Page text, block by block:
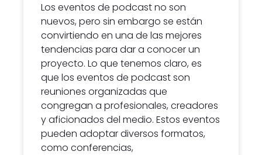
Los eventos de podcast no son
nuevos, pero sin embargo se están
convirtiendo en una de las mejores
tendencias para dar a conocer un
proyecto. Lo que tenemos claro, es
que los eventos de podcast son
reuniones organizadas que
congregan a profesionales, creadores
y aficionados del medio. Estos eventos
pueden adoptar diversos formatos,
como conferencias,